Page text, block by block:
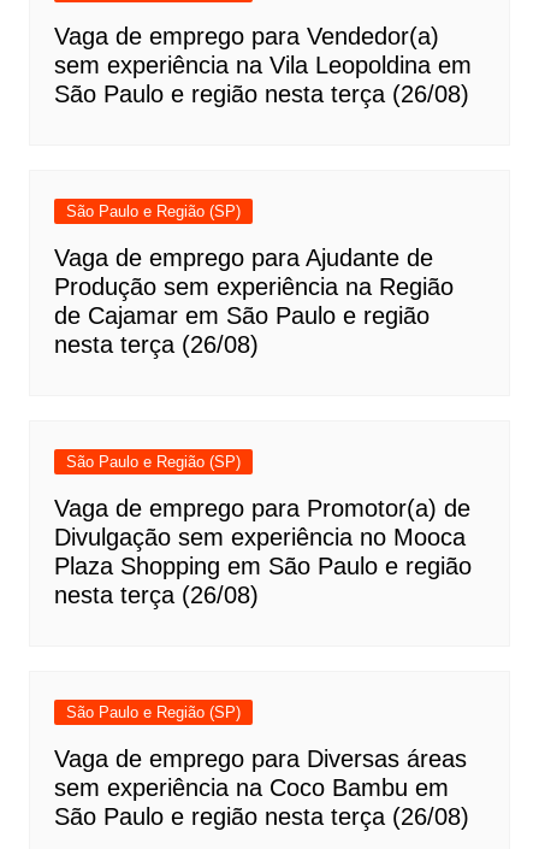
Vaga de emprego para Vendedor(a)
sem experiência na Vila Leopoldina em
São Paulo e região nesta terça (26/08)
São Paulo e Região (SP)
Vaga de emprego para Ajudante de
Produção sem experiência na Região
de Cajamar em São Paulo e região
nesta terça (26/08)
São Paulo e Região (SP)
Vaga de emprego para Promotor(a) de
Divulgação sem experiência no Mooca
Plaza Shopping em São Paulo e região
nesta terça (26/08)
São Paulo e Região (SP)
Vaga de emprego para Diversas áreas
sem experiência na Coco Bambu em
São Paulo e região nesta terça (26/08)